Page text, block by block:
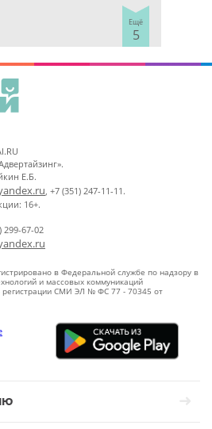
Ещё
5
Е.Б.
, +7 (351) 247-11-11.
16+.
299-67-02
в Федеральной службе по надзору в
и массовых коммуникаций
регистрации СМИ ЭЛ № ФС 77 - 70345 от